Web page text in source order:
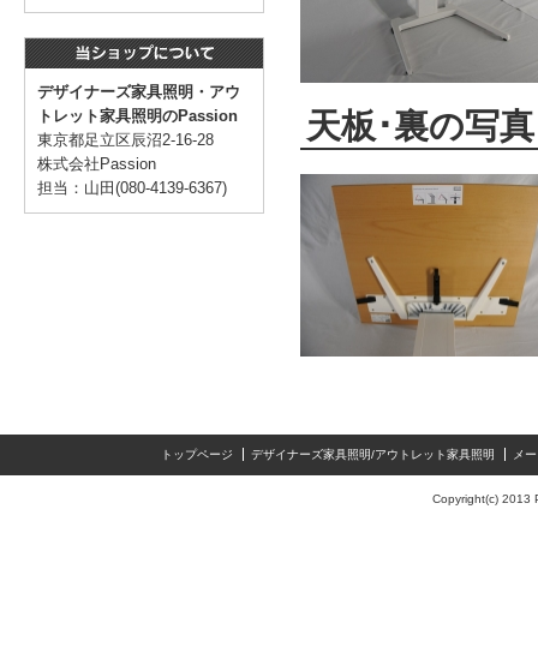
デザイナーズ家具照明・アウ
トレット家具照明のPassion
東京都足立区辰沼2-16-28
株式会社Passion
担当：山田(080-4139-6367)
天板･裏の写真
トップページ デザイナーズ家具照明/アウトレット家具照明 メ
Copyright(c) 2013